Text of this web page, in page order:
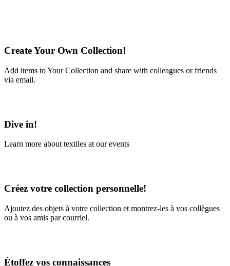
Create Your Own Collection!
Add items to Your Collection and share with colleagues or friends
via email.
Dive in!
Learn more about textiles at our events
Créez votre collection personnelle!
Ajoutez des objets à votre collection et montrez-les à vos collègues
ou à vos amis par courriel.
Étoffez vos connaissances